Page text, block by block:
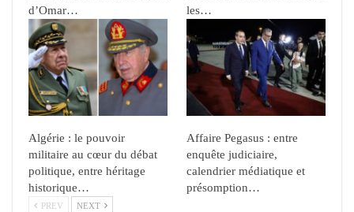
d’Omar…
les…
Algérie : le pouvoir
militaire au cœur du débat
politique, entre héritage
historique…
Affaire Pegasus : entre
enquête judiciaire,
calendrier médiatique et
présomption…
PREV NEXT